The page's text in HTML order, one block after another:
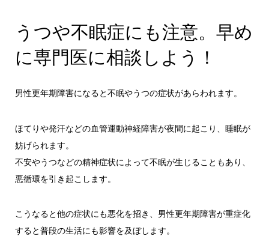
うつや不眠症にも注意。早め
に専門医に相談しよう！
男性更年期障害になると不眠やうつの症状があらわれます。
ほてりや発汗などの血管運動神経障害が夜間に起こり、睡眠が
妨げられます。
不安やうつなどの精神症状によって不眠が生じることもあり、
悪循環を引き起こします。
こうなると他の症状にも悪化を招き、男性更年期障害が重症化
すると普段の生活にも影響を及ぼします。